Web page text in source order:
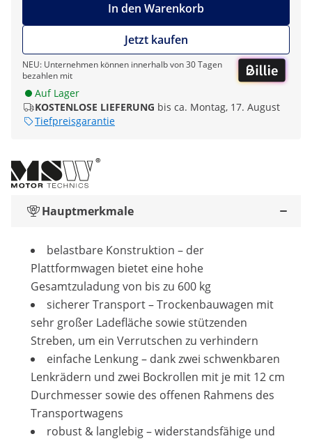
In den Warenkorb
Jetzt kaufen
NEU: Unternehmen können innerhalb von 30 Tagen
bezahlen mit
Auf Lager
KOSTENLOSE LIEFERUNG bis ca. Montag, 17. August
Tiefpreisgarantie
Hauptmerkmale
belastbare Konstruktion – der
Plattformwagen bietet eine hohe
Gesamtzuladung von bis zu 600 kg
sicherer Transport – Trockenbauwagen mit
sehr großer Ladefläche sowie stützenden
Streben, um ein Verrutschen zu verhindern
einfache Lenkung – dank zwei schwenkbaren
Lenkrädern und zwei Bockrollen mit je mit 12 cm
Durchmesser sowie des offenen Rahmens des
Transportwagens
robust & langlebig – widerstandsfähige und